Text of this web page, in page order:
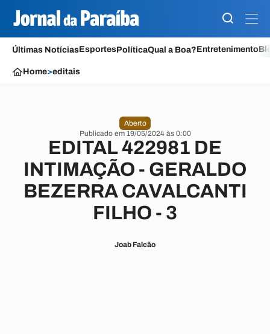
Últimas NotíciasEsportesPolíticaQual a Boa?Entretenimento
Home>editais
Aberto
Publicado em 19/05/2024 às 0:00
EDITAL 422981 DE
INTIMAÇÃO - GERALDO
BEZERRA CAVALCANTI
FILHO - 3
Joab Falcão